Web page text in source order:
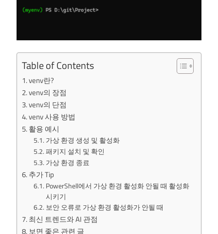
Table of Contents
venv란?
venv의 장점
venv의 단점
venv 사용 방법
활용 예시
가상 환경 생성 및 활성화
패키지 설치 및 확인
가상 환경 종료
추가 Tip
PowerShell에서 가상 환경 활성화 안될 때 활성화
시키기
보안 오류로 가상 환경 활성화가 안될 때
최신 트렌드와 AI 관점
보면 좋은 관련 글